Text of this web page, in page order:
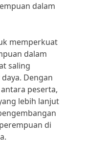
dalam
memperkuat
dalam
saling
Dengan
peserta,
lebih lanjut
di